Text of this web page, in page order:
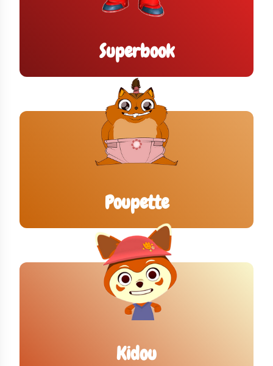
Superbook
Poupette
Kidou